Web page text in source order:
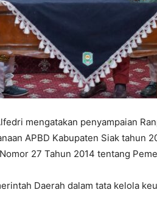
mengatakan penyampaian
APBD Kabupaten Siak tahun
27 Tahun 2014 tentang
Daerah dalam tata kelola